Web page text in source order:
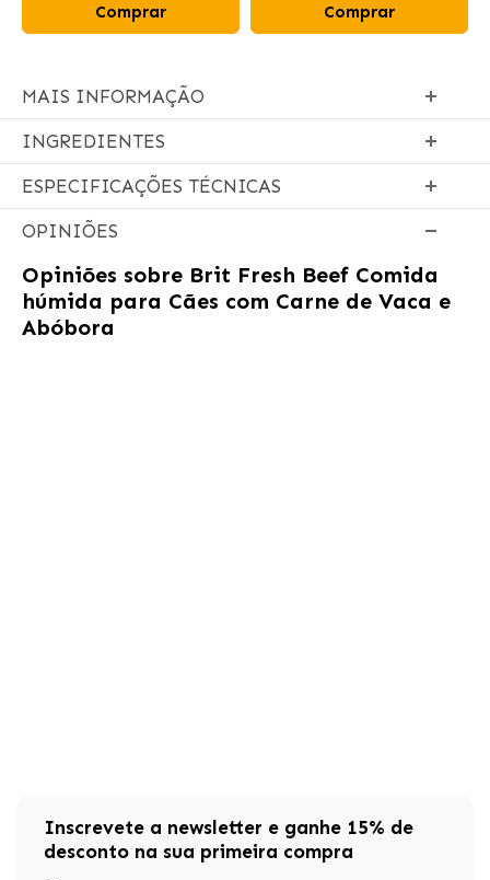
Comprar Comprar
MAIS INFORMAÇÃO
INGREDIENTES
ESPECIFICAÇÕES TÉCNICAS
OPINIÕES
Opiniões sobre Brit Fresh Beef Comida
húmida para Cães com Carne de Vaca e
Abóbora
Inscrevete a newsletter e ganhe 15% de
desconto na sua primeira compra